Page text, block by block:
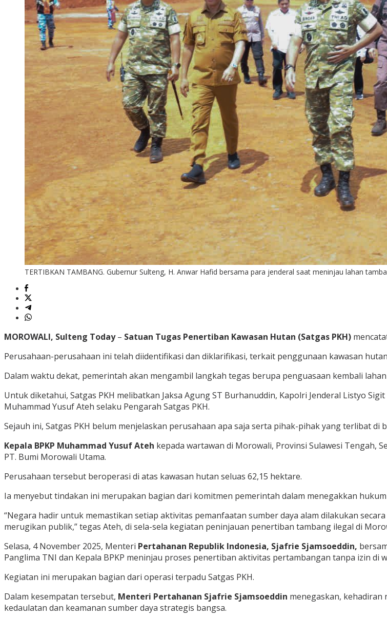
TERTIBKAN TAMBANG. Gubernur Sulteng, H. Anwar Hafid bersama para jenderal saat meninjau lahan
MOROWALI, Sulteng Today– Satuan Tugas Penertiban Kawasan Hutan (Satgas PKH)
Perusahaan-perusahaan ini telah diidentifikasi dan diklarifikasi, terkait penggunaan kawasan
Dalam waktu dekat, pemerintah akan mengambil langkah tegas berupa penguasaan kembali
Untuk diketahui, Satgas PKH melibatkan Jaksa Agung ST Burhanuddin, Kapolri Jenderal Listyo
Muhammad Yusuf Ateh selaku Pengarah Satgas PKH.
Sejauh ini, Satgas PKH belum menjelaskan perusahaan apa saja serta pihak-pihak yang terlibat
Kepala BPKP Muhammad Yusuf Ateh kepada wartawan di Morowali, Provinsi Sulawesi Tengah,
PT. Bumi Morowali Utama.
Perusahaan tersebut beroperasi di atas kawasan hutan seluas 62,15 hektare.
Ia menyebut tindakan ini merupakan bagian dari komitmen pemerintah dalam menegakkan
“Negara hadir untuk memastikan setiap aktivitas pemanfaatan sumber daya alam dilakukan
merugikan publik,” tegas Ateh, di sela-sela kegiatan peninjauan penertiban tambang ilegal di
Selasa, 4 November 2025, Menteri Pertahanan Republik Indonesia, Sjafrie Sjamsoeddin,
Panglima TNI dan Kepala BPKP meninjau proses penertiban aktivitas pertambangan tanpa izin di
Kegiatan ini merupakan bagian dari operasi terpadu Satgas PKH.
Dalam kesempatan tersebut, Menteri Pertahanan Sjafrie Sjamsoeddin menegaskan,
kedaulatan dan keamanan sumber daya strategis bangsa.